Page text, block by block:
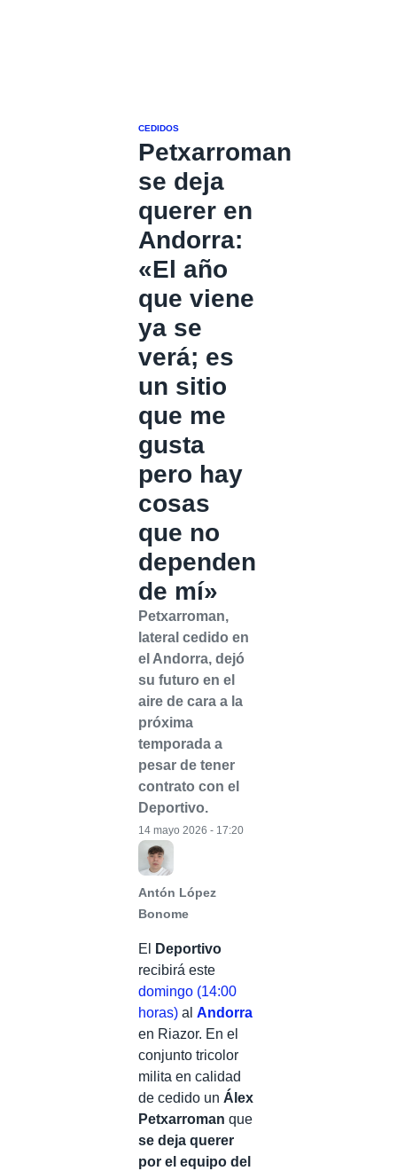
CEDIDOS
Petxarroman
se deja
querer en
Andorra:
«El año
que viene
ya se
verá; es
un sitio
que me
gusta
pero hay
cosas
que no
dependen
de mí»
Petxarroman,
lateral cedido en
el Andorra, dejó
su futuro en el
aire de cara a la
próxima
temporada a
pesar de tener
contrato con el
Deportivo.
Antón López
Bonome
14 mayo 2026 - 17:20
El
Deportivo
recibirá este
domingo (14:00
horas) al Andorra
en Riazor. En el
conjunto tricolor
milita en calidad
de cedido un Álex
Petxarroman que
se deja querer
por el equipo del